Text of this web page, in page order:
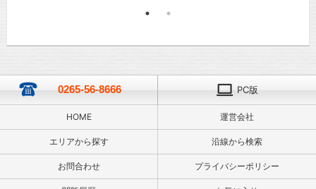
0265-56-8666 PC版
HOME 運営会社
エリアから探す 沿線から検索
お問合わせ プライバシーポリシー